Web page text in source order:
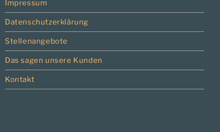
Impressum
Datenschutzerklärung
Stellenangebote
Das sagen unsere Kunden
Kontakt